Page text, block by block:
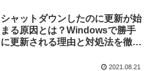
シャットダウンしたのに更新が始
まる原因とは？Windowsで勝手
に更新される理由と対処法を徹底
2021.08.21